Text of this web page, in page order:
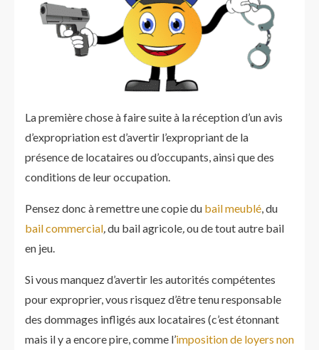
La première chose à faire suite à la réception d’un avis
d’expropriation est d’avertir l’expropriant de la
présence de locataires ou d’occupants, ainsi que des
conditions de leur occupation.
Pensez donc à remettre une copie du bail meublé, du
bail commercial,du bail agricole,ou de tout autre bail
en jeu.
Si vous manquez d’avertir les autorités compétentes
pour exproprier, vous risquez d’être tenu responsable
des dommages infligés aux locataires (c’est étonnant
mais il y a encore pire, comme l’imposition de loyers non